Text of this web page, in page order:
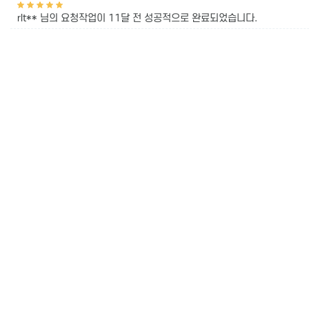
rlt** 님의 요청작업이 11달 전 성공적으로 완료되었습니다.